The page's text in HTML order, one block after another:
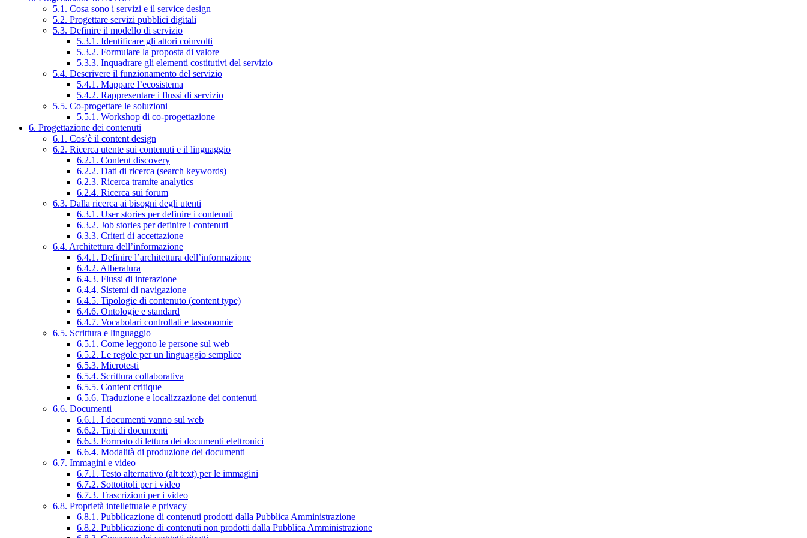
5.1. Cosa sono i servizi e il service design
5.2. Progettare servizi pubblici digitali
5.3. Definire il modello di servizio
5.3.1. Identificare gli attori coinvolti
5.3.2. Formulare la proposta di valore
5.3.3. Inquadrare gli elementi costitutivi del servizio
5.4. Descrivere il funzionamento del servizio
5.4.1. Mappare l’ecosistema
5.4.2. Rappresentare i flussi di servizio
5.5. Co-progettare le soluzioni
5.5.1. Workshop di co-progettazione
6. Progettazione dei contenuti
6.1. Cos’è il content design
6.2. Ricerca utente sui contenuti e il linguaggio
6.2.1. Content discovery
6.2.2. Dati di ricerca (search keywords)
6.2.3. Ricerca tramite analytics
6.2.4. Ricerca sui forum
6.3. Dalla ricerca ai bisogni degli utenti
6.3.1. User stories per definire i contenuti
6.3.2. Job stories per definire i contenuti
6.3.3. Criteri di accettazione
6.4. Architettura dell’informazione
6.4.1. Definire l’architettura dell’informazione
6.4.2. Alberatura
6.4.3. Flussi di interazione
6.4.4. Sistemi di navigazione
6.4.5. Tipologie di contenuto (content type)
6.4.6. Ontologie e standard
6.4.7. Vocabolari controllati e tassonomie
6.5. Scrittura e linguaggio
6.5.1. Come leggono le persone sul web
6.5.2. Le regole per un linguaggio semplice
6.5.3. Microtesti
6.5.4. Scrittura collaborativa
6.5.5. Content critique
6.5.6. Traduzione e localizzazione dei contenuti
6.6. Documenti
6.6.1. I documenti vanno sul web
6.6.2. Tipi di documenti
6.6.3. Formato di lettura dei documenti elettronici
6.6.4. Modalità di produzione dei documenti
6.7. Immagini e video
6.7.1. Testo alternativo (alt text) per le immagini
6.7.2. Sottotitoli per i video
6.7.3. Trascrizioni per i video
6.8. Proprietà intellettuale e privacy
6.8.1. Pubblicazione di contenuti prodotti dalla Pubblica Amministrazione
6.8.2. Pubblicazione di contenuti non prodotti dalla Pubblica Amministrazione